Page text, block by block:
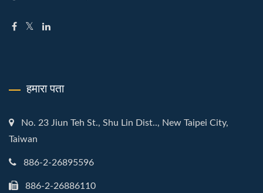
हमारा पता
No. 23 Jiun Teh St., Shu Lin Dist.., New Taipei City,
Taiwan
886-2-26895596
886-2-26886110